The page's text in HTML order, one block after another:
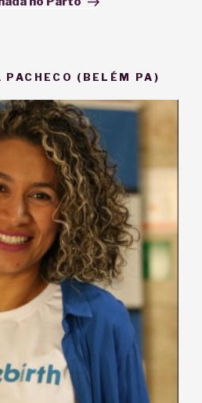
PACHECO (BELÉM PA)